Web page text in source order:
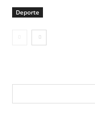
Deporte